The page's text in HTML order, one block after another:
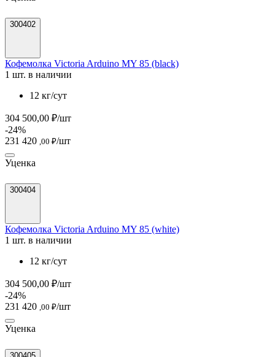
300402
Кофемолка Victoria Arduino MY 85 (black)
1 шт. в наличии
12 кг/сут
304 500,00 ₽/шт
-24%
231 420 ,00 ₽/шт
Уценка
300404
Кофемолка Victoria Arduino MY 85 (white)
1 шт. в наличии
12 кг/сут
304 500,00 ₽/шт
-24%
231 420 ,00 ₽/шт
Уценка